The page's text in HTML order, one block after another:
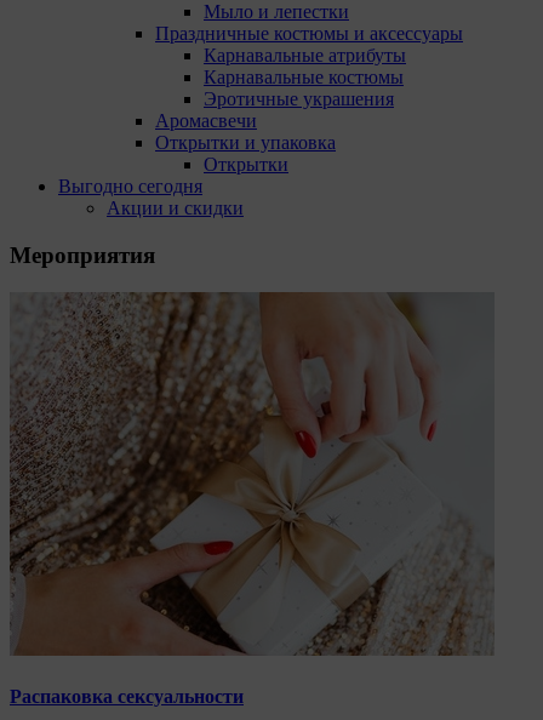
Мыло и лепестки
Праздничные костюмы и аксессуары
Карнавальные атрибуты
Карнавальные костюмы
Эротичные украшения
Аромасвечи
Открытки и упаковка
Открытки
Выгодно сегодня
Акции и скидки
Мероприятия
Распаковка сексуальности